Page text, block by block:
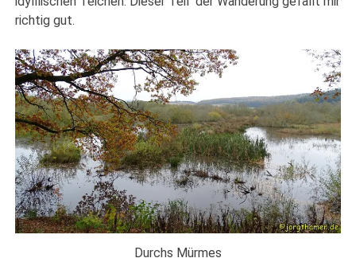
richtig gut.
Durchs Mürmes